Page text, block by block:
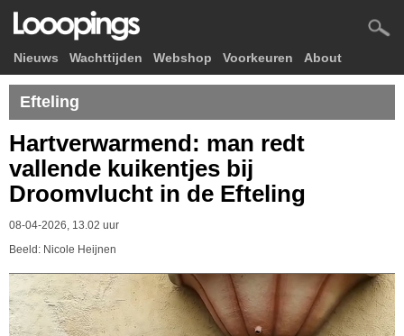
Nieuws Wachttijden Webshop Voorkeuren About
Efteling
Hartverwarmend: man redt
vallende kuikentjes bij
Droomvlucht in de Efteling
08-04-2026, 13.02 uur
Beeld: Nicole Heijnen